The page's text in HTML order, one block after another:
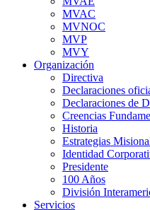
MVAC
MVNOC
MVP
MVY
Organización
Directiva
Declaraciones
Declaraciones de
Creencias
Historia
Estrategias
Identidad
Presidente
100 Años
División
Servicios